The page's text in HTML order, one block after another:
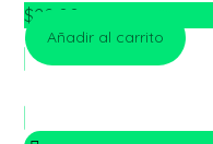
$20.00
Añadir al carrito